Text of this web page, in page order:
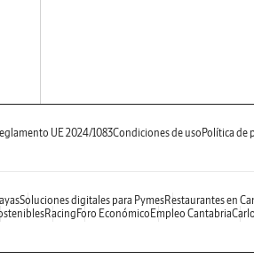
UE 2024/1083Condiciones de uso Política de
Soluciones digitales para PymesRestaurantes en
Racing Foro Económico Empleo Cantabria